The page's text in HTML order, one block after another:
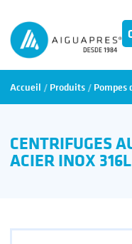
Accueil / Produits / Pompes
CENTRIFUGES
ACIER INOX